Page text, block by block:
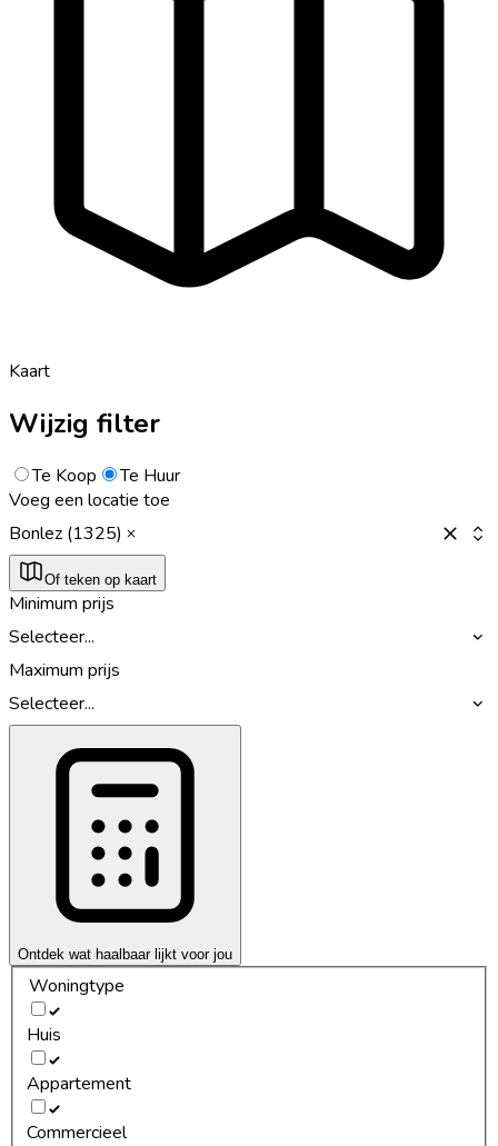
Kaart
Wijzig filter
Te Koop
Te Huur
Voeg een locatie toe
Bonlez (1325)
Of teken op kaart
Minimum prijs
Selecteer...
Maximum prijs
Selecteer...
Ontdek wat haalbaar lijkt voor jou
Woningtype
Huis
Appartement
Commercieel